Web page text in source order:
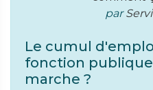
par
Le cumul
fonction
marche ?